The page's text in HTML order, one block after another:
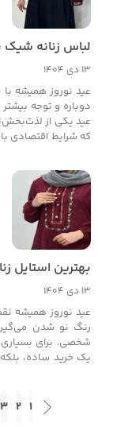
لباس زنانه شیک
13 دی 1404
عید نوروز همیشه
دوباره و توجه
عید یکی از
که شرایط اقتصادی
هزینه بالا نیست.
محدود هم استایلی
همین نگاه،
مقرون‌به‌صرفه هستند.
بهترین استایل
13 دی 1404
عید نوروز همیشه
رنگ نو شدن
شخصی. برای بسیاری
یک خرید ساده،
بازدیدهای
اعتمادبه‌نفس
1
2
3